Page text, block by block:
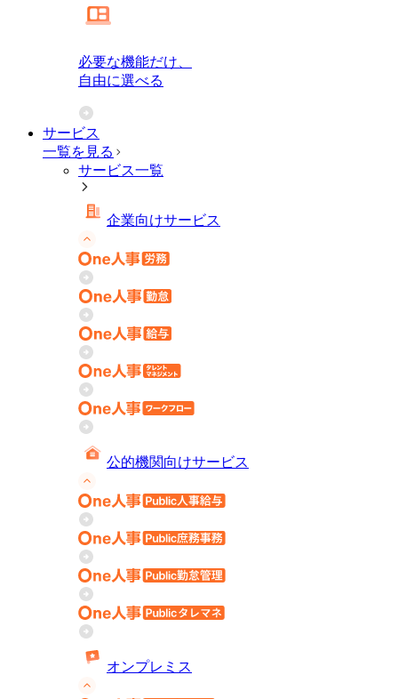
必要な機能だけ、
自由に選べる
サービス
一覧を見る
サービス一覧
企業向けサービス
公的機関向けサービス
オンプレミス